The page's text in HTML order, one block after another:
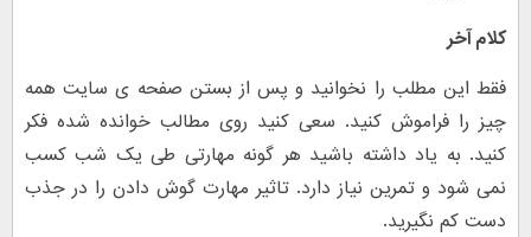
کلام آخر
فقط این مطلب را نخوانید و پس از بستن صفحه ی سایت همه
چیز را فراموش کنید. سعی کنید روی مطالب خوانده شده فکر
کنید. به یاد داشته باشید هر گونه مهارتی طی یک شب کسب
نمی شود و تمرین نیاز دارد. تاثیر مهارت گوش دادن را در جذب
دست کم نگیرید.